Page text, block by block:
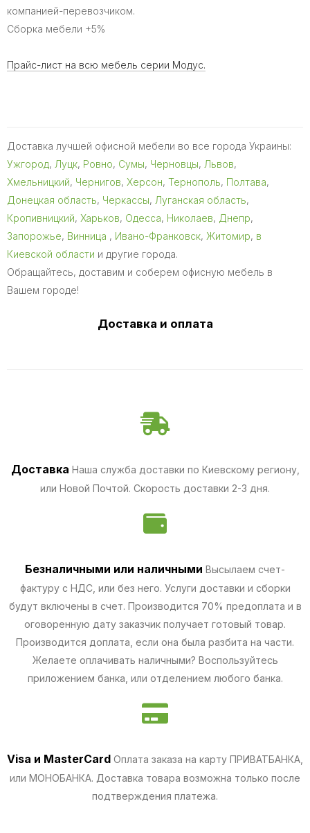
компанией-перевозчиком.
Сборка мебели +5%
Прайс-лист на всю мебель серии Модус.
Доставка лучшей офисной мебели во все города Украины:
Ужгород, Луцк, Ровно, Сумы, Черновцы, Львов,
Хмельницкий, Чернигов, Херсон, Тернополь, Полтава,
Донецкая область, Черкассы, Луганская область,
Кропивницкий, Харьков, Одесса, Николаев, Днепр,
Запорожье, Винница , Ивано-Франковск, Житомир, в
Киевской области и другие города.
Обращайтесь, доставим и соберем офисную мебель в
Вашем городе!
Доставка и оплата
Доставка Наша служба доставки по Киевскому региону,
или Новой Почтой. Скорость доставки 2-3 дня.
Безналичными или наличными Высылаем счет-
фактуру с НДС, или без него. Услуги доставки и сборки
будут включены в счет. Производится 70% предоплата и в
оговоренную дату заказчик получает готовый товар.
Производится доплата, если она была разбита на части.
Желаете оплачивать наличными? Воспользуйтесь
приложением банка, или отделением любого банка.
Visa и MasterCard Оплата заказа на карту ПРИВАТБАНКА,
или МОНОБАНКА. Доставка товара возможна только после
подтверждения платежа.